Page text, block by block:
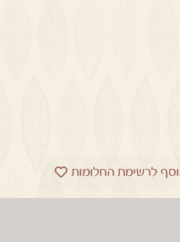
לרשימת החלומות